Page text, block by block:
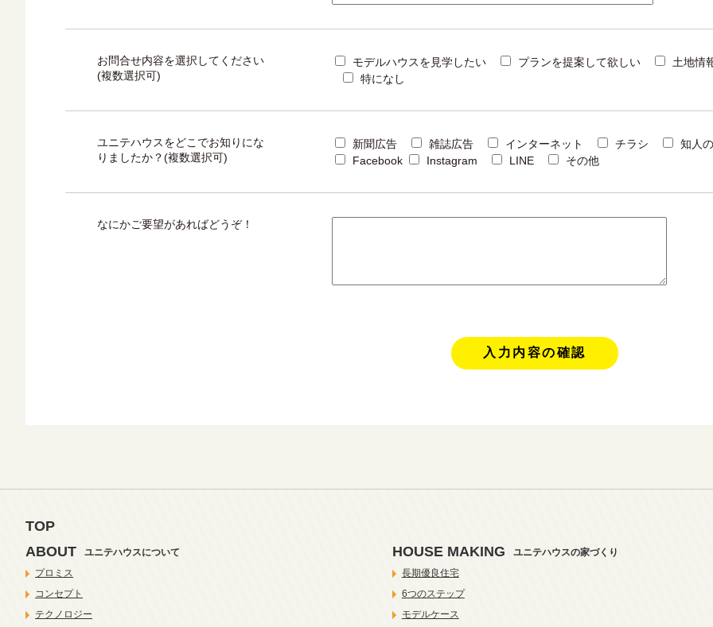
お問合せ内容を選択してください
(複数選択可)
モデルハウスを見学したい プランを提案して欲しい
土地情
特になし
ユニテハウスをどこでお知りにな
りましたか？(複数選択可)
新聞広告 雑誌広告 インターネット チラシ
知人
Facebook
Instagram LINE その他
なにかご要望があればどうぞ！
TOP
ABOUT
ユニテハウスについて
プロミス
コンセプト
テクノロジー
HOUSE MAKING
ユニテハウスの家づくり
長期優良住宅
6つのステップ
モデルケース